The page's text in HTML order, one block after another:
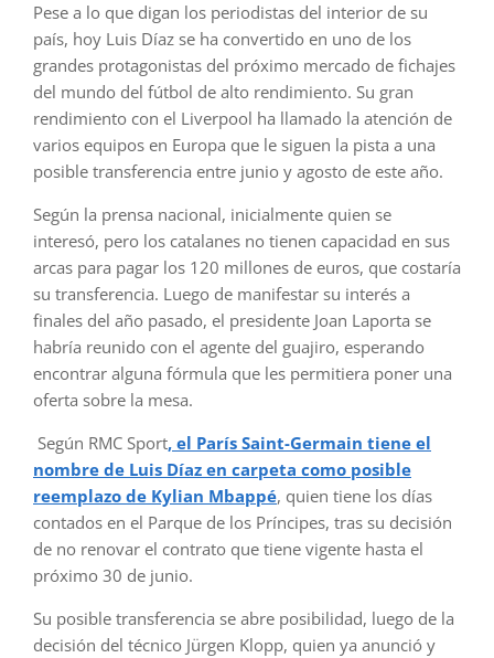
Pese a lo que digan los periodistas del interior de su
país, hoy Luis Díaz se ha convertido en uno de los
grandes protagonistas del próximo mercado de fichajes
del mundo del fútbol de alto rendimiento. Su gran
rendimiento con el Liverpool ha llamado la atención de
varios equipos en Europa que le siguen la pista a una
posible transferencia entre junio y agosto de este año.
Según la prensa nacional, inicialmente quien se
interesó, pero los catalanes no tienen capacidad en sus
arcas para pagar los 120 millones de euros, que costaría
su transferencia. Luego de manifestar su interés a
finales del año pasado, el presidente Joan Laporta se
habría reunido con el agente del guajiro, esperando
encontrar alguna fórmula que les permitiera poner una
oferta sobre la mesa.
Según RMC Sport, el París Saint-Germain tiene el
nombre de Luis Díaz en carpeta como posible
reemplazo de Kylian Mbappé, quien tiene los días
contados en el Parque de los Príncipes, tras su decisión
de no renovar el contrato que tiene vigente hasta el
próximo 30 de junio.
Su posible transferencia se abre posibilidad, luego de la
decisión del técnico Jürgen Klopp, quien ya anunció y